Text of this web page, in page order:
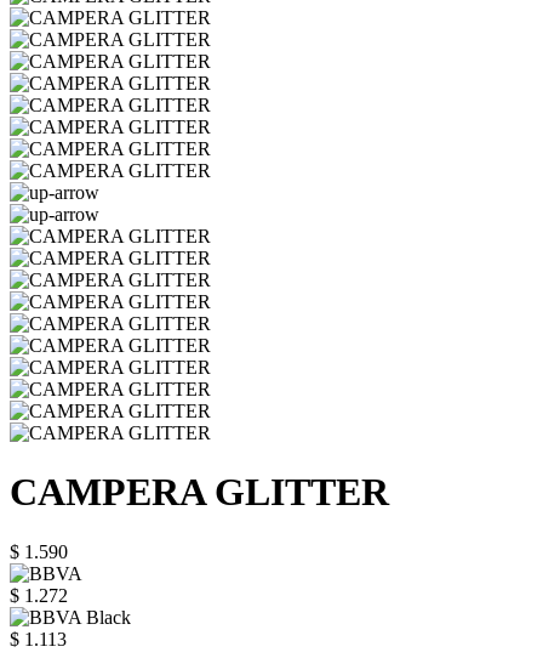
CAMPERA GLITTER
$ 1.590
$ 1.272
$ 1.113